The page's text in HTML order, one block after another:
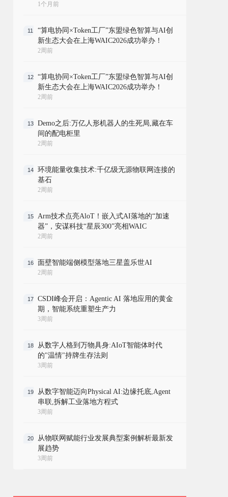
1个月前
11
“算电协同×Token工厂”东盟绿色智算与AI创
新生态大会在上海WAIC2026成功举办！
2周前
12
“算电协同×Token工厂”东盟绿色智算与AI创
新生态大会在上海WAIC2026成功举办！
2周前
13
Demo之后:万亿人形机器人的生死局,藏在车
间的配电柜里
2周前
14
环境能量收集技术:千亿级无源物联网连接的
基石
2周前
15
Arm技术点亮AloT！嵌入式AI落地的“加速
器”，安谋科技“星辰300”亮相WAIC
2周前
16 面壁智能端侧模型落地三星盖乐世AI
2周前
17
CSDI峰会开启：Agentic AI 落地应用的黄金
期，智能系统重塑生产力
3周前
18
从数字人格到万物具身:AIoT智能体时代
的"温情"持牌生存法则
3周前
19
从数字智能迈向Physical AI:边缘托底,Agent
串联,拆解工业落地方程式
3周前
20
从物联网赋能行业发展典型案例解析最新发
展趋势
3周前